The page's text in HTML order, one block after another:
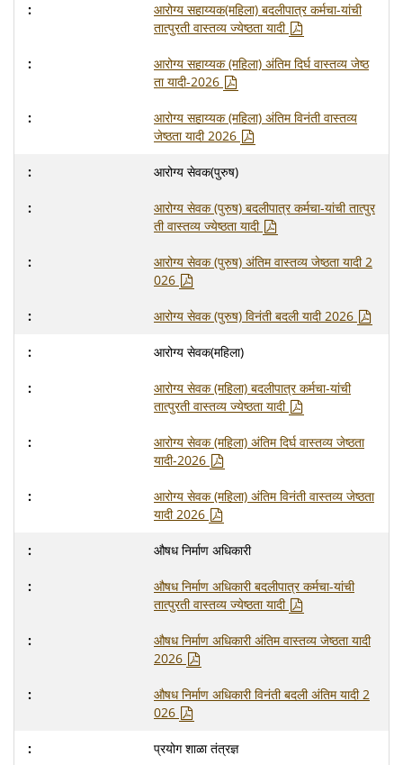
आरोग्य सहाय्यक(महिला) बदलीपात्र कर्मचा-यांची
तात्पुरती वास्तव्य ज्येष्ठता यादी
आरोग्य सहाय्यक (महिला) अंतिम दिर्घ वास्तव्य जेष्ठ
ता यादी-2026
आरोग्य सहाय्यक (महिला) अंतिम विनंती वास्तव्य
जेष्ठता यादी 2026
आरोग्य सेवक(पुरुष)
आरोग्य सेवक (पुरुष) बदलीपात्र कर्मचा-यांची तात्पुर
ती वास्तव्य ज्येष्ठता यादी
आरोग्य सेवक (पुरुष) अंतिम वास्तव्य जेष्ठता यादी 2
026
आरोग्य सेवक (पुरुष) विनंती बदली यादी 2026
आरोग्य सेवक(महिला)
आरोग्य सेवक (महिला) बदलीपात्र कर्मचा-यांची
तात्पुरती वास्तव्य ज्येष्ठता यादी
आरोग्य सेवक (महिला) अंतिम दिर्घ वास्तव्य जेष्ठता
यादी-2026
आरोग्य सेवक (महिला) अंतिम विनंती वास्तव्य जेष्ठता
यादी 2026
औषध निर्माण अधिकारी
औषध निर्माण अधिकारी बदलीपात्र कर्मचा-यांची
तात्पुरती वास्तव्य ज्येष्ठता यादी
औषध निर्माण अधिकारी अंतिम वास्तव्य जेष्ठता यादी
2026
औषध निर्माण अधिकारी विनंती बदली अंतिम यादी 2
026
प्रयोग शाळा तंत्रज्ञ